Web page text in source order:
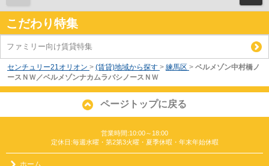
こだわり特集
ファミリー向け賃貸特集
センチュリー21オリオン > (賃貸)地域から探す > 練馬区 > ベルメゾン中村橋ノ
ースＮＷ／ベルメゾンナカムラバシノースＮＷ
ページトップに戻る
営業時間:10:00～18:00
定休日:毎週水曜・第2第3火曜・夏季休暇・年末年始休暇